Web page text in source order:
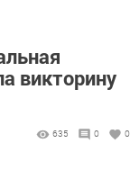
викторину
635 0 0